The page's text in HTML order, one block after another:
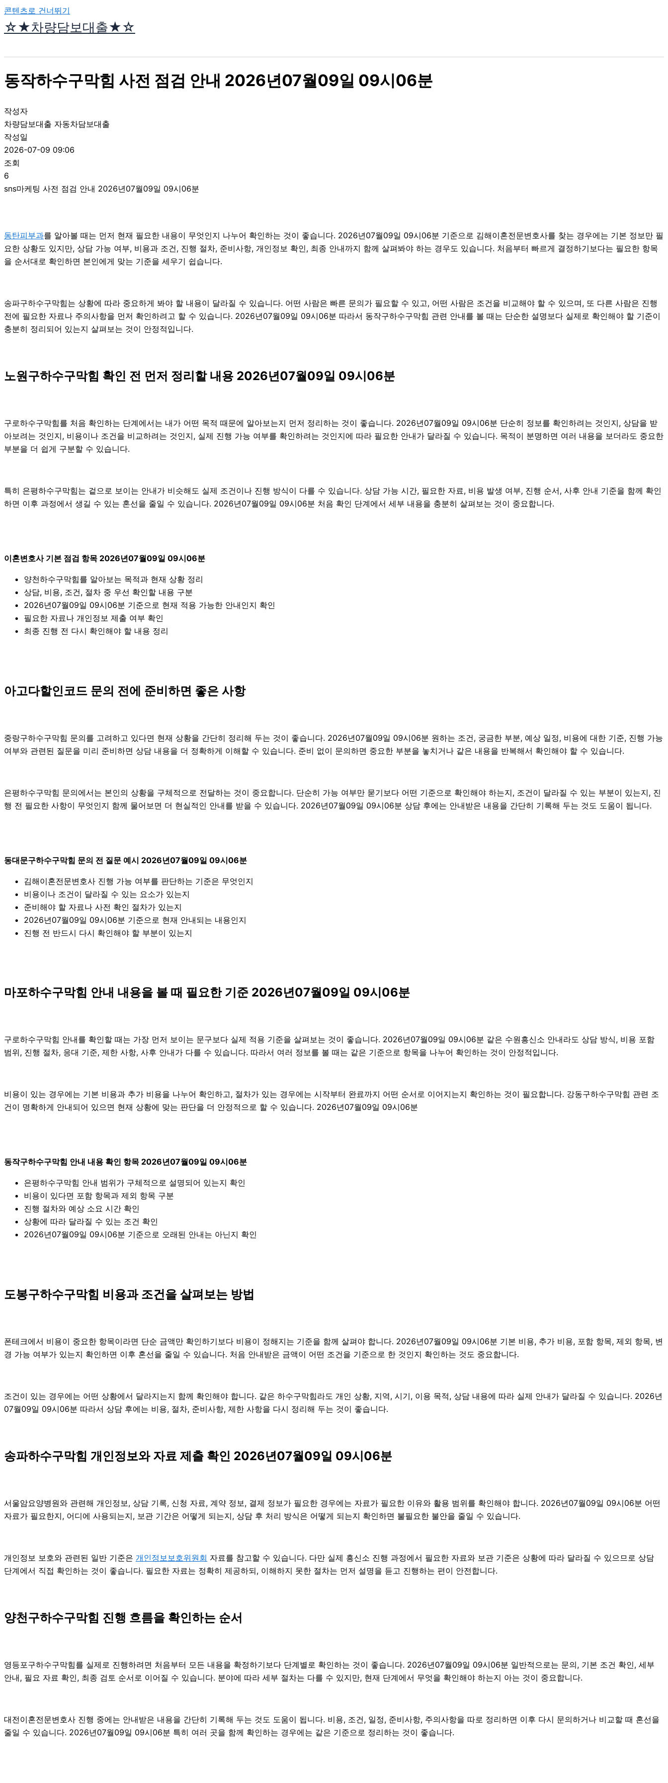
콘텐츠로 건너뛰기
☆★차량담보대출★☆
동작하수구막힘 사전 점검 안내 2026년07월09일 09시06분
작성자
차량담보대출 자동차담보대출
작성일
2026-07-09 09:06
조회
6
sns마케팅 사전 점검 안내 2026년07월09일 09시06분
동탄피부과를 알아볼 때는 먼저 현재 필요한 내용이 무엇인지 나누어 확인하는 것이 좋습니다. 2026년07월09일 09시06분 기준으로 김해이혼전문변호사를 찾는 경우에는 기본 정보만 필
요한 상황도 있지만, 상담 가능 여부, 비용과 조건, 진행 절차, 준비사항, 개인정보 확인, 최종 안내까지 함께 살펴봐야 하는 경우도 있습니다. 처음부터 빠르게 결정하기보다는 필요한 항목
을 순서대로 확인하면 본인에게 맞는 기준을 세우기 쉽습니다.
송파구하수구막힘는 상황에 따라 중요하게 봐야 할 내용이 달라질 수 있습니다. 어떤 사람은 빠른 문의가 필요할 수 있고, 어떤 사람은 조건을 비교해야 할 수 있으며, 또 다른 사람은 진행
전에 필요한 자료나 주의사항을 먼저 확인하려고 할 수 있습니다. 2026년07월09일 09시06분 따라서 동작구하수구막힘 관련 안내를 볼 때는 단순한 설명보다 실제로 확인해야 할 기준이
충분히 정리되어 있는지 살펴보는 것이 안정적입니다.
노원구하수구막힘 확인 전 먼저 정리할 내용 2026년07월09일 09시06분
구로하수구막힘를 처음 확인하는 단계에서는 내가 어떤 목적 때문에 알아보는지 먼저 정리하는 것이 좋습니다. 2026년07월09일 09시06분 단순히 정보를 확인하려는 것인지, 상담을 받
아보려는 것인지, 비용이나 조건을 비교하려는 것인지, 실제 진행 가능 여부를 확인하려는 것인지에 따라 필요한 안내가 달라질 수 있습니다. 목적이 분명하면 여러 내용을 보더라도 중요한
부분을 더 쉽게 구분할 수 있습니다.
특히 은평하수구막힘는 겉으로 보이는 안내가 비슷해도 실제 조건이나 진행 방식이 다를 수 있습니다. 상담 가능 시간, 필요한 자료, 비용 발생 여부, 진행 순서, 사후 안내 기준을 함께 확인
하면 이후 과정에서 생길 수 있는 혼선을 줄일 수 있습니다. 2026년07월09일 09시06분 처음 확인 단계에서 세부 내용을 충분히 살펴보는 것이 중요합니다.
이혼변호사 기본 점검 항목 2026년07월09일 09시06분
양천하수구막힘를 알아보는 목적과 현재 상황 정리
상담, 비용, 조건, 절차 중 우선 확인할 내용 구분
2026년07월09일 09시06분 기준으로 현재 적용 가능한 안내인지 확인
필요한 자료나 개인정보 제출 여부 확인
최종 진행 전 다시 확인해야 할 내용 정리
아고다할인코드 문의 전에 준비하면 좋은 사항
중랑구하수구막힘 문의를 고려하고 있다면 현재 상황을 간단히 정리해 두는 것이 좋습니다. 2026년07월09일 09시06분 원하는 조건, 궁금한 부분, 예상 일정, 비용에 대한 기준, 진행 가능
여부와 관련된 질문을 미리 준비하면 상담 내용을 더 정확하게 이해할 수 있습니다. 준비 없이 문의하면 중요한 부분을 놓치거나 같은 내용을 반복해서 확인해야 할 수 있습니다.
은평하수구막힘 문의에서는 본인의 상황을 구체적으로 전달하는 것이 중요합니다. 단순히 가능 여부만 묻기보다 어떤 기준으로 확인해야 하는지, 조건이 달라질 수 있는 부분이 있는지, 진
행 전 필요한 사항이 무엇인지 함께 물어보면 더 현실적인 안내를 받을 수 있습니다. 2026년07월09일 09시06분 상담 후에는 안내받은 내용을 간단히 기록해 두는 것도 도움이 됩니다.
동대문구하수구막힘 문의 전 질문 예시 2026년07월09일 09시06분
김해이혼전문변호사 진행 가능 여부를 판단하는 기준은 무엇인지
비용이나 조건이 달라질 수 있는 요소가 있는지
준비해야 할 자료나 사전 확인 절차가 있는지
2026년07월09일 09시06분 기준으로 현재 안내되는 내용인지
진행 전 반드시 다시 확인해야 할 부분이 있는지
마포하수구막힘 안내 내용을 볼 때 필요한 기준 2026년07월09일 09시06분
구로하수구막힘 안내를 확인할 때는 가장 먼저 보이는 문구보다 실제 적용 기준을 살펴보는 것이 좋습니다. 2026년07월09일 09시06분 같은 수원흥신소 안내라도 상담 방식, 비용 포함
범위, 진행 절차, 응대 기준, 제한 사항, 사후 안내가 다를 수 있습니다. 따라서 여러 정보를 볼 때는 같은 기준으로 항목을 나누어 확인하는 것이 안정적입니다.
비용이 있는 경우에는 기본 비용과 추가 비용을 나누어 확인하고, 절차가 있는 경우에는 시작부터 완료까지 어떤 순서로 이어지는지 확인하는 것이 필요합니다. 강동구하수구막힘 관련 조
건이 명확하게 안내되어 있으면 현재 상황에 맞는 판단을 더 안정적으로 할 수 있습니다. 2026년07월09일 09시06분
동작구하수구막힘 안내 내용 확인 항목 2026년07월09일 09시06분
은평하수구막힘 안내 범위가 구체적으로 설명되어 있는지 확인
비용이 있다면 포함 항목과 제외 항목 구분
진행 절차와 예상 소요 시간 확인
상황에 따라 달라질 수 있는 조건 확인
2026년07월09일 09시06분 기준으로 오래된 안내는 아닌지 확인
도봉구하수구막힘 비용과 조건을 살펴보는 방법
폰테크에서 비용이 중요한 항목이라면 단순 금액만 확인하기보다 비용이 정해지는 기준을 함께 살펴야 합니다. 2026년07월09일 09시06분 기본 비용, 추가 비용, 포함 항목, 제외 항목, 변
경 가능 여부가 있는지 확인하면 이후 혼선을 줄일 수 있습니다. 처음 안내받은 금액이 어떤 조건을 기준으로 한 것인지 확인하는 것도 중요합니다.
조건이 있는 경우에는 어떤 상황에서 달라지는지 함께 확인해야 합니다. 같은 하수구막힘라도 개인 상황, 지역, 시기, 이용 목적, 상담 내용에 따라 실제 안내가 달라질 수 있습니다. 2026년
07월09일 09시06분 따라서 상담 후에는 비용, 절차, 준비사항, 제한 사항을 다시 정리해 두는 것이 좋습니다.
송파하수구막힘 개인정보와 자료 제출 확인 2026년07월09일 09시06분
서울암요양병원와 관련해 개인정보, 상담 기록, 신청 자료, 계약 정보, 결제 정보가 필요한 경우에는 자료가 필요한 이유와 활용 범위를 확인해야 합니다. 2026년07월09일 09시06분 어떤
자료가 필요한지, 어디에 사용되는지, 보관 기간은 어떻게 되는지, 상담 후 처리 방식은 어떻게 되는지 확인하면 불필요한 불안을 줄일 수 있습니다.
개인정보 보호와 관련된 일반 기준은 개인정보보호위원회 자료를 참고할 수 있습니다. 다만 실제 흥신소 진행 과정에서 필요한 자료와 보관 기준은 상황에 따라 달라질 수 있으므로 상담
단계에서 직접 확인하는 것이 좋습니다. 필요한 자료는 정확히 제공하되, 이해하지 못한 절차는 먼저 설명을 듣고 진행하는 편이 안전합니다.
양천구하수구막힘 진행 흐름을 확인하는 순서
영등포구하수구막힘를 실제로 진행하려면 처음부터 모든 내용을 확정하기보다 단계별로 확인하는 것이 좋습니다. 2026년07월09일 09시06분 일반적으로는 문의, 기본 조건 확인, 세부
안내, 필요 자료 확인, 최종 검토 순서로 이어질 수 있습니다. 분야에 따라 세부 절차는 다를 수 있지만, 현재 단계에서 무엇을 확인해야 하는지 아는 것이 중요합니다.
대전이혼전문변호사 진행 중에는 안내받은 내용을 간단히 기록해 두는 것도 도움이 됩니다. 비용, 조건, 일정, 준비사항, 주의사항을 따로 정리하면 이후 다시 문의하거나 비교할 때 혼선을
줄일 수 있습니다. 2026년07월09일 09시06분 특히 여러 곳을 함께 확인하는 경우에는 같은 기준으로 정리하는 것이 좋습니다.